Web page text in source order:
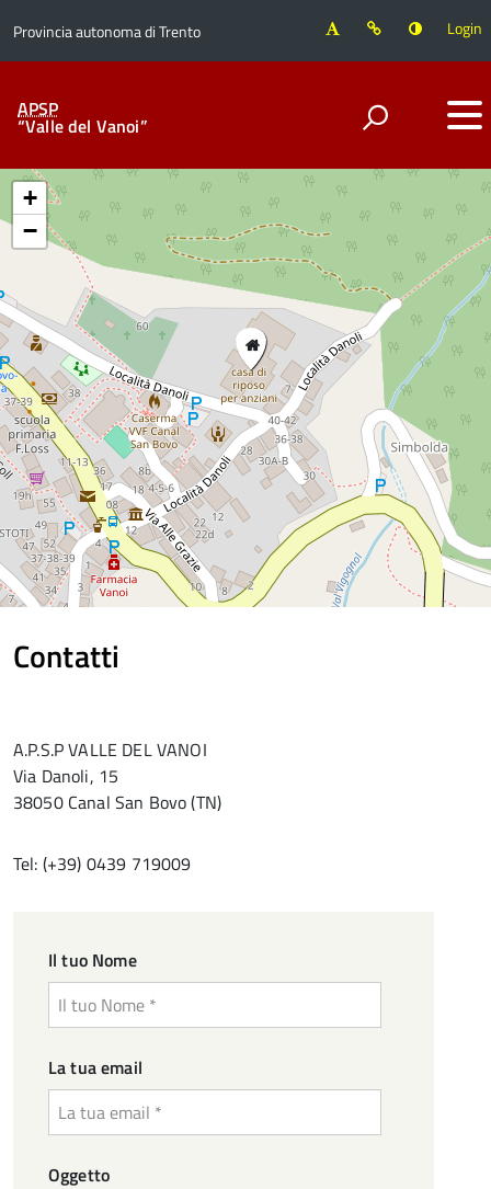
Provincia autonoma di Trento Login
APSP
“Valle del Vanoi”
+
−
Contatti
A.P.S.P VALLE DEL VANOI
Via Danoli, 15
38050 Canal San Bovo (TN)
Tel: (+39) 0439 719009
Il
tuo
Nome
Il tuo Nome
La
tua
email
La tua email
Oggetto
Oggetto